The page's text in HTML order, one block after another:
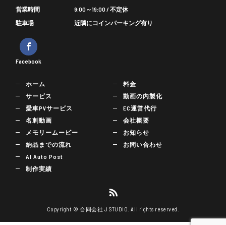
営業時間
9:00～19:00 / 不定休
駐車場
近隣にコインパーキング有り
Facebook
ホーム
サービス
愛車PVサービス
名刺動画
メモリームービー
納品までの流れ
AI Auto Post
制作実績
料金
動画の内製化
EC運営代行
会社概要
お知らせ
お問い合わせ
Copyright © 合同会社 J STUDIO. All rights reserved.